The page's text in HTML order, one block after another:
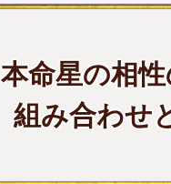
本命星の相
組み合わせ